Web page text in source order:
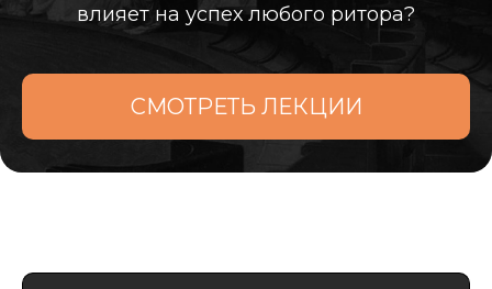
влияет на успех любого ритора?
СМОТРЕТЬ ЛЕКЦИИ